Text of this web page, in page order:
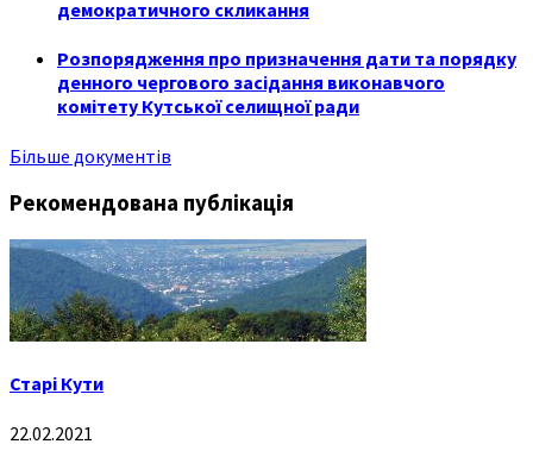
демократичного скликання
Розпорядження про призначення дати та порядку
денного чергового засідання виконавчого
комітету Кутської селищної ради
Більше документів
Рекомендована публікація
Старі Кути
22.02.2021